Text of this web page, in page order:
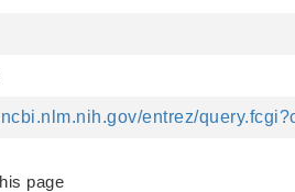
entrez/
page